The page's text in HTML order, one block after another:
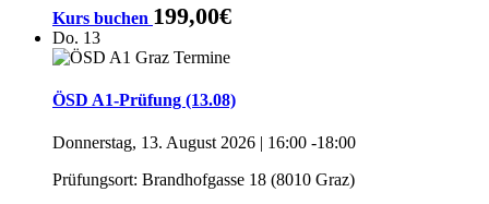
Kurs buchen 199,00€
Do. 13
ÖSD A1-Prüfung (13.08)
Donnerstag, 13. August 2026 | 16:00 -18:00
Prüfungsort: Brandhofgasse 18 (8010 Graz)